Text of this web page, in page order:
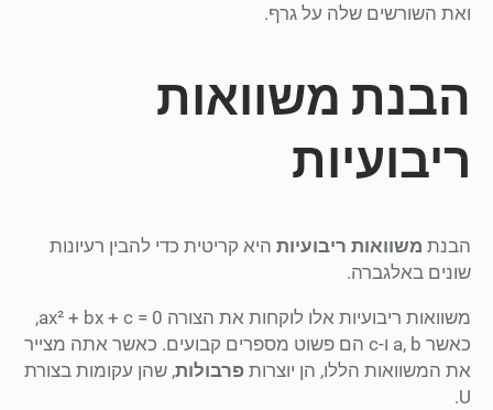
ואת השורשים שלה על גרף.
הבנת משוואות
ריבועיות
הבנת משוואות ריבועיות היא קריטית כדי להבין רעיונות
שונים באלגברה.
משוואות ריבועיות אלו לוקחות את הצורה ax² + bx + c = 0,
כאשר a, b ו-c הם פשוט מספרים קבועים. כאשר אתה מצייר
את המשוואות הללו, הן יוצרות פרבולות, שהן עקומות בצורת
U.